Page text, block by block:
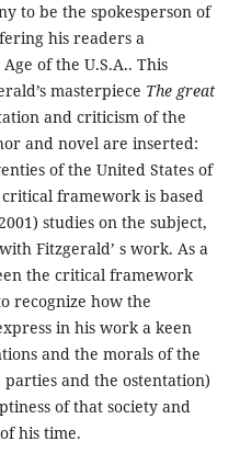
to be the spokesperson of
his readers a
of the U.S.A.. This
masterpiece The great
and criticism of the
and novel are inserted:
of the United States of
framework is based
studies on the subject,
Fitzgerald’ s work. As a
the critical framework
recognize how the
in his work a keen
and the morals of the
and the ostentation)
of that society and
his time.